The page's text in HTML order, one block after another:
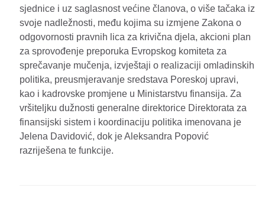
sjednice i uz saglasnost većine članova, o više tačaka iz
svoje nadležnosti, među kojima su izmjene Zakona o
odgovornosti pravnih lica za krivična djela, akcioni plan
za sprovođenje preporuka Evropskog komiteta za
sprečavanje mučenja, izvještaji o realizaciji omladinskih
politika, preusmjeravanje sredstava Poreskoj upravi,
kao i kadrovske promjene u Ministarstvu finansija. Za
vršiteljku dužnosti generalne direktorice Direktorata za
finansijski sistem i koordinaciju politika imenovana je
Jelena Davidović, dok je Aleksandra Popović
razriješena te funkcije.